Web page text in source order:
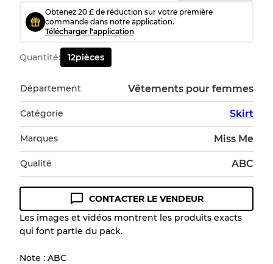
Obtenez 20 £ de réduction sur votre première
commande dans notre application.
Télécharger l'application
Quantité: 12pièces
Département Vêtements pour femmes
Catégorie Skirt
Marques Miss Me
Qualité ABC
CONTACTER LE VENDEUR
Les images et vidéos montrent les produits exacts
qui font partie du pack.
Note : ABC